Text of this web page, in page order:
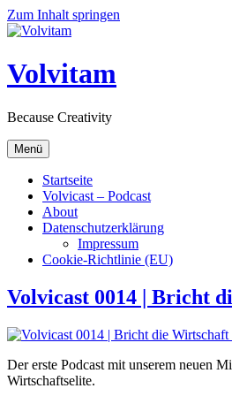
Zum Inhalt springen
Volvitam
Because Creativity
Menü
Startseite
Volvicast – Podcast
About
Datenschutzerklärung
Impressum
Cookie-Richtlinie (EU)
Volvicast 0014 | Bricht
Der erste Podcast mit unserem neuen
Wirtschaftselite.